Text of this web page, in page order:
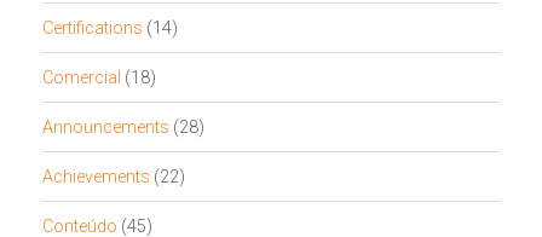
Certifications (14)
Comercial (18)
Announcements (28)
Achievements (22)
Conteúdo (45)